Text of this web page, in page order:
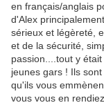
en français/anglais
d'Alex
sérieux et légèreté,
et de la sécurité,
passion....tout y
jeunes gars ! Ils
qu'ils vous
vous vous en